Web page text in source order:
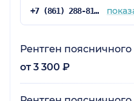
+7 (861) 288-81-65
Рентген
от 3 300 ₽